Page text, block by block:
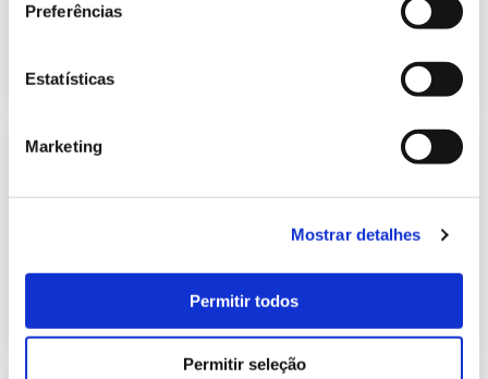
Preferências
Estatísticas
Marketing
Mostrar detalhes
Permitir todos
Permitir seleção
informação sobre Eletricidade
Eletricidade